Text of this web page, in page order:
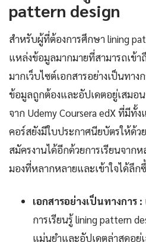
pattern design
สำหรับผู้ที่ต้องการศึกษา lining
แหล่งข้อมูลมากมายที่สามารถเข้า
มากเว็บไซต์เอกสารอย่างเป็นทา
ข้อมูลถูกต้องและอัปเดตอยู่เสมอ
จาก Udemy Coursera edX ที่มีทั้
คอร์สยังมีใบประกาศนียบัตรให้ด้ว
สมัครงานได้อีกด้วยการเรียนจาก
มองที่หลากหลายและเข้าใจได้ลึก
เอกสารอย่างเป็นทางการ :
การเรียนรู้ lining pattern
แม่นยำและอัปเดตล่าสุดอยู่